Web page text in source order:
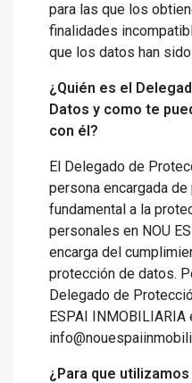
para las que los
finalidades
que los datos han
¿Quién es el
Datos y como te
con él?
El Delegado de
persona encargada
fundamental a la
personales en NOU
encarga del
protección de datos.
Delegado de
ESPAI
¿Para que